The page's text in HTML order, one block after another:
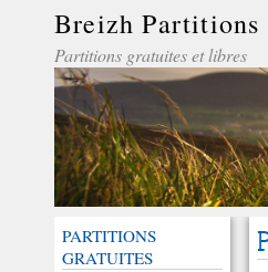
Breizh Partitions
Partitions gratuites et libres
PARTITIONS
GRATUITES